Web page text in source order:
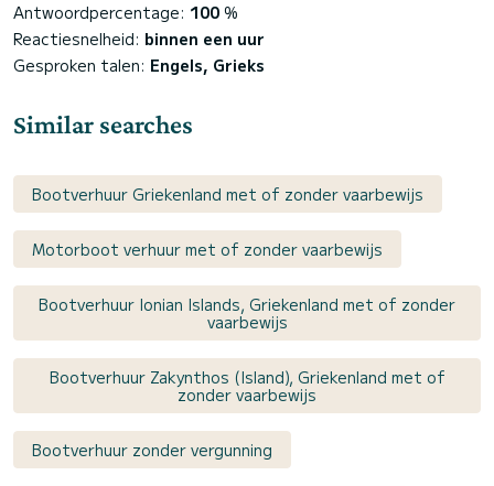
Antwoordpercentage: 100 %
Reactiesnelheid: binnen een uur
Gesproken talen: Engels, Grieks
Similar searches
Bootverhuur Griekenland met of zonder vaarbewijs
Motorboot verhuur met of zonder vaarbewijs
Bootverhuur Ionian Islands, Griekenland met of zonder
vaarbewijs
Bootverhuur Zakynthos (Island), Griekenland met of
zonder vaarbewijs
Bootverhuur zonder vergunning